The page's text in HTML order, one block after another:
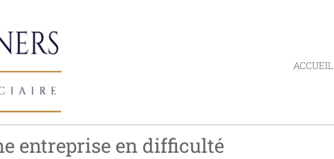
ACCUEIL
entreprise en difficulté